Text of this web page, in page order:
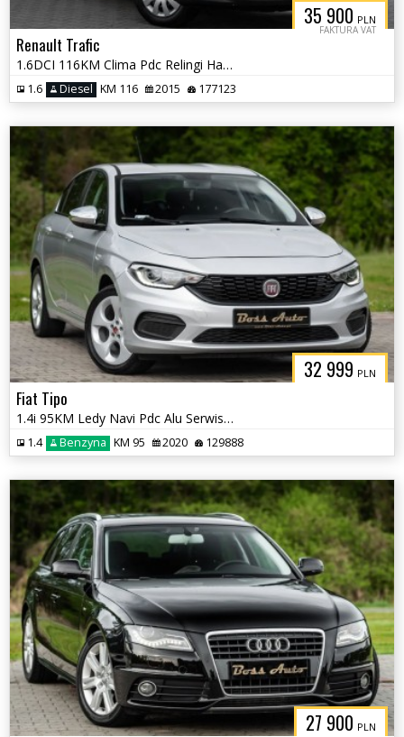
35 900 PLN
FAKTURA VAT
Renault Trafic
1.6DCI 116KM Clima Pdc Relingi Hak Full Serwis Gwarancjia !!! Vat 23%
1.6 Diesel KM 116 2015 177123
32 999 PLN
Fiat Tipo
1.4i 95KM Ledy Navi Pdc Alu Serwis Gwarancjia !! Salon Polska Vat 23%
1.4 Benzyna KM 95 2020 129888
27 900 PLN